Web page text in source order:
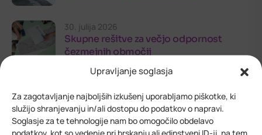
Upravljanje soglasja
Za zagotavljanje najboljših izkušenj uporabljamo piškotke, ki
služijo shranjevanju in/ali dostopu do podatkov o napravi.
Soglasje za te tehnologije nam bo omogočilo obdelavo
podatkov, kot so vedenje pri brskanju ali edinstveni ID-ji, na tem
30. julija 2026
Skupne rešitve za večjo odpornost
čezmejnih območij
Odprt razpis Alpsko-jadranske zveze za
mednarodne projekte